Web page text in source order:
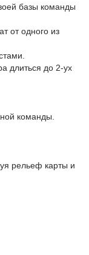
базы команды
от одного из
длиться до 2-ух
команды.
рельеф карты и